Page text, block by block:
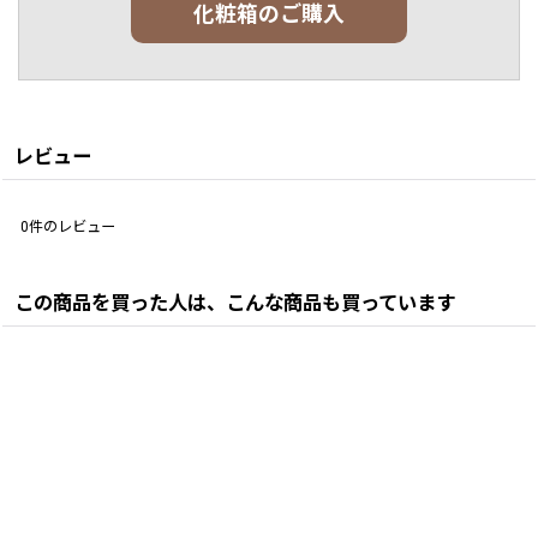
化粧箱のご購入
レビュー
0件のレビュー
この商品を買った人は、こんな商品も買っています